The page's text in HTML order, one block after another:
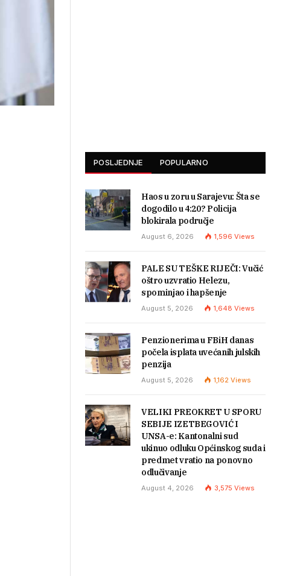
POSLJEDNJE POPULARNO
Haos u zoru u Sarajevu: Šta se
dogodilo u 4:20? Policija
blokirala područje
August 6, 2026 1,596 Views
PALE SU TEŠKE RIJEČI: Vučić
oštro uzvratio Helezu,
spominjao i hapšenje
August 5, 2026 1,648 Views
Penzionerima u FBiH danas
počela isplata uvećanih julskih
penzija
August 5, 2026 1,162 Views
VELIKI PREOKRET U SPORU
SEBIJE IZETBEGOVIĆ I
UNSA-e: Kantonalni sud
ukinuo odluku Općinskog suda i
predmet vratio na ponovno
odlučivanje
August 4, 2026 3,575 Views